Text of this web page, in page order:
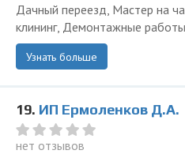
Дачный переезд, Мастер на
клининг, Демонтажные
Узнать больше
19. ИП Ермоленков Д.А.
нет отзывов